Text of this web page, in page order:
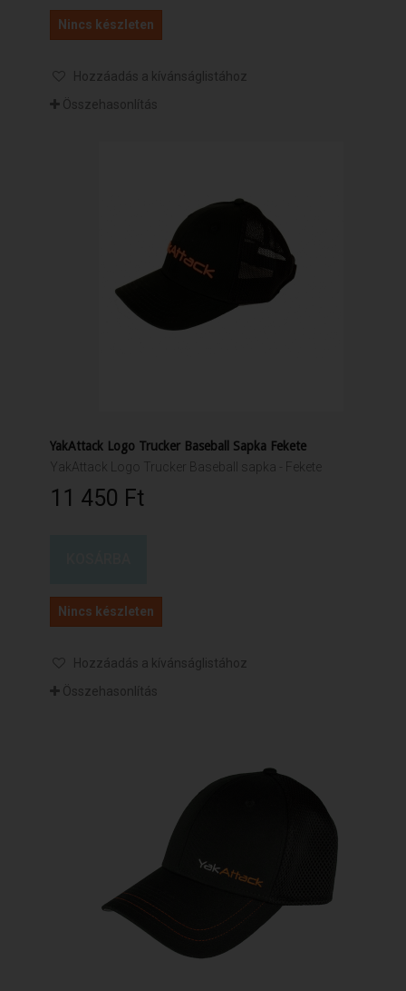
Nincs készleten
Hozzáadás a kívánságlistához
Összehasonlítás
YakAttack Logo Trucker Baseball Sapka Fekete
YakAttack Logo Trucker Baseball sapka - Fekete
11 450 Ft‎
Nincs készleten
Hozzáadás a kívánságlistához
Összehasonlítás